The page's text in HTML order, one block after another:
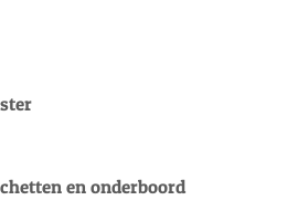
en onderboord